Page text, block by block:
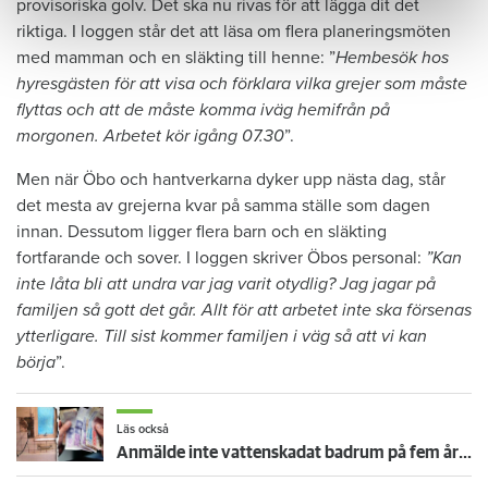
provisoriska golv. Det ska nu rivas för att lägga dit det
riktiga. I loggen står det att läsa om flera planeringsmöten
med mamman och en släkting till henne: ”Hembesök hos
hyresgästen för att visa och förklara vilka grejer som måste
flyttas och att de måste komma iväg hemifrån på
morgonen. Arbetet kör igång 07.30”.
Men när Öbo och hantverkarna dyker upp nästa dag, står
det mesta av grejerna kvar på samma ställe som dagen
innan. Dessutom ligger flera barn och en släkting
fortfarande och sover. I loggen skriver Öbos personal: ”Kan
inte låta bli att undra var jag varit otydlig? Jag jagar på
familjen så gott det går. Allt för att arbetet inte ska försenas
ytterligare. Till sist kommer familjen i väg så att vi kan
börja”.
Läs också
Anmälde inte vattenskadat badrum på fem år – krävs på 125 000 kronor